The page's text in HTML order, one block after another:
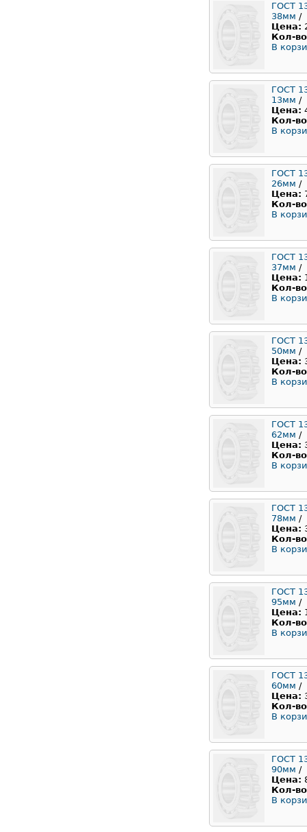
ГОСТ
38мм /
Цена:
Кол-
В
ГОСТ
13мм /
Цена:
Кол-
В
ГОСТ
26мм /
Цена:
Кол-
В
ГОСТ
37мм /
Цена:
Кол-
В
ГОСТ
50мм /
Цена:
Кол-
В
ГОСТ
62мм /
Цена:
Кол-
В
ГОСТ
78мм /
Цена:
Кол-
В
ГОСТ
95мм /
Цена:
Кол-
В
ГОСТ
60мм /
Цена:
Кол-
В
ГОСТ
90мм /
Цена:
Кол-
В